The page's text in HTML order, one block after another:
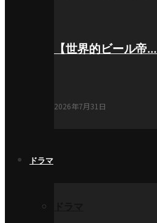
【世界的ビール帝…
2026年7月31日
ドラマ